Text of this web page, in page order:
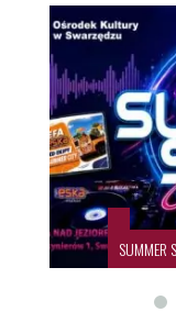
SUMMER